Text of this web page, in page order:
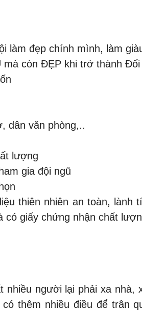
làm đẹp chính mình, làm
còn ĐẸP khi trở thành
dân văn phòng,..
lượng
gia đội ngũ
thiên nhiên an toàn,
có giấy chứng nhận chất
người lại phải xa
thêm nhiều điều để trân